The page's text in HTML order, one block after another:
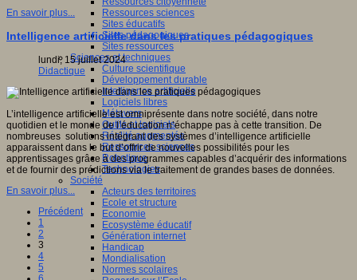
Ressources sciences
Sites éducatifs
Sites pédagogiques
Sites ressources
Sciences et techniques
Culture scientifique
Développement durable
Intelligence artificielle
Logiciels libres
Métavers
Outils et logiciels
Réalité augmentée
Ressources sciences
Robotique
Technologies
Société
Acteurs des territoires
Ecole et structure
Economie
Ecosystème éducatif
Génération internet
Handicap
Mondialisation
Normes scolaires
En savoir plus...
Intelligence artificielle dans les pratiques pédagogiques
lundi, 15 juillet 2024
Didactique
L’intelligence artificielle est omniprésente dans notre société, dans notre
quotidien et le monde de l’éducation n’échappe pas à cette transition. De
nombreuses solutions intégrant des systèmes d’intelligence artificielle
apparaissent dans le but d’offrir de nouvelles possibilités pour les
apprentissages grâce à des programmes capables d’acquérir des informations
et de fournir des prédictions via le traitement de grandes bases de données.
En savoir plus...
Précédent
1
2
3
4
5